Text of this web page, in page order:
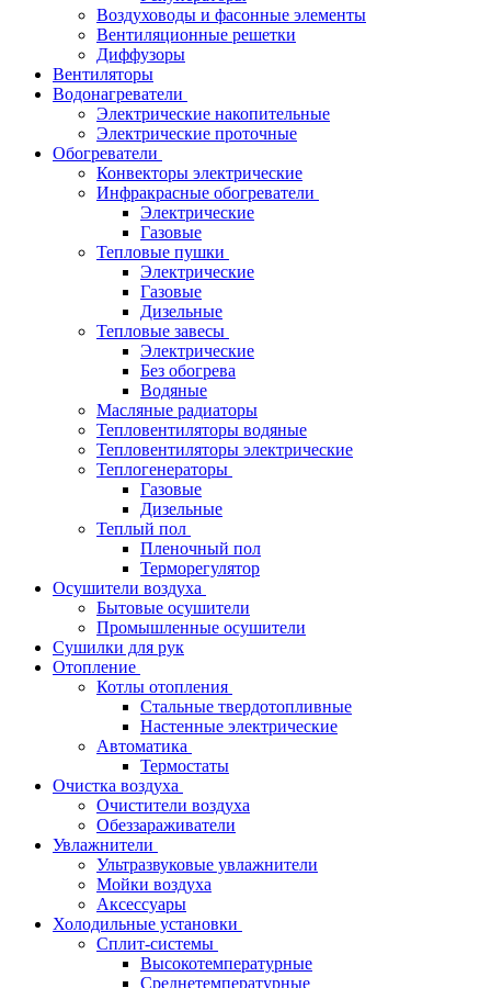
Воздуховоды и фасонные элементы
Вентиляционные решетки
Диффузоры
Вентиляторы
Водонагреватели
Электрические накопительные
Электрические проточные
Обогреватели
Конвекторы электрические
Инфракрасные обогреватели
Электрические
Газовые
Тепловые пушки
Электрические
Газовые
Дизельные
Тепловые завесы
Электрические
Без обогрева
Водяные
Масляные радиаторы
Тепловентиляторы водяные
Тепловентиляторы электрические
Теплогенераторы
Газовые
Дизельные
Теплый пол
Пленочный пол
Терморегулятор
Осушители воздуха
Бытовые осушители
Промышленные осушители
Сушилки для рук
Отопление
Котлы отопления
Стальные твердотопливные
Настенные электрические
Автоматика
Термостаты
Очистка воздуха
Очистители воздуха
Обеззараживатели
Увлажнители
Ультразвуковые увлажнители
Мойки воздуха
Аксессуары
Холодильные установки
Сплит-системы
Высокотемпературные
Среднетемпературные